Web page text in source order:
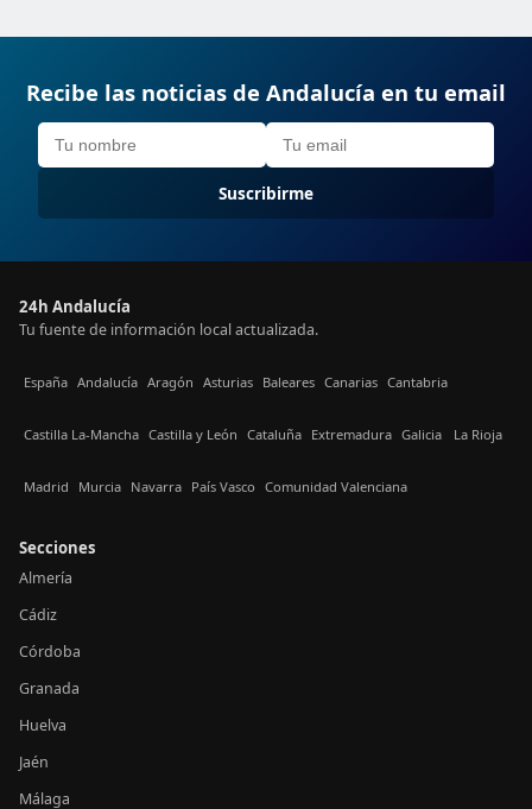
Recibe las noticias de Andalucía en tu email
Suscribirme
24h Andalucía
Tu fuente de información local actualizada.
España Andalucía Aragón Asturias Baleares Canarias Cantabria
Castilla La-Mancha Castilla y León Cataluña Extremadura Galicia La Rioja
Madrid Murcia Navarra País Vasco Comunidad Valenciana
Secciones
Almería
Cádiz
Córdoba
Granada
Huelva
Jaén
Málaga